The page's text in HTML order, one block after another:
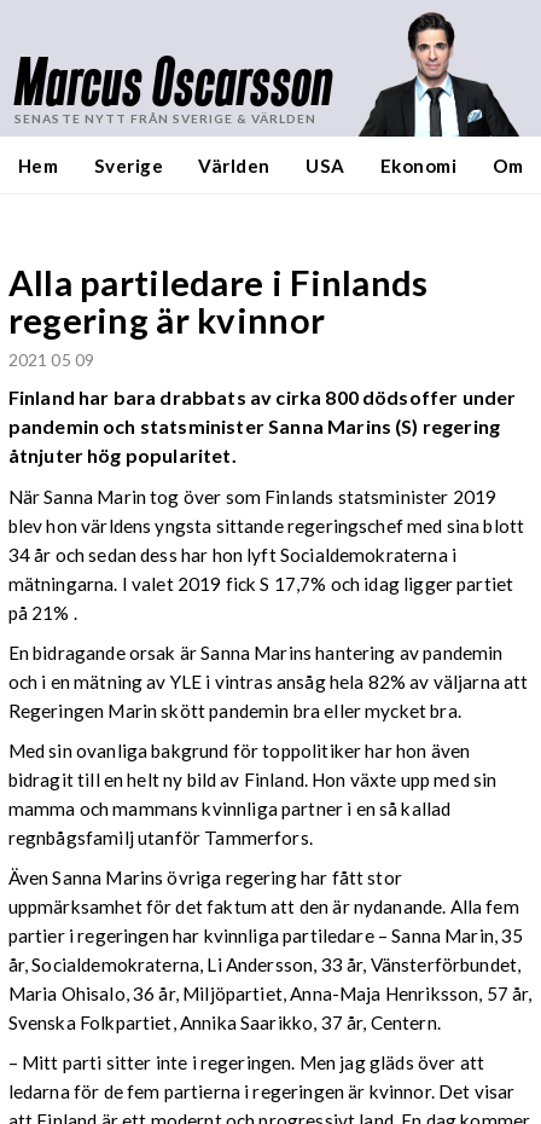
Marcus Oscarsson
SENASTE NYTT FRÅN SVERIGE & VÄRLDEN
Hem Sverige Världen USA Ekonomi Om
Alla partiledare i Finlands
regering är kvinnor
2021 05 09
Finland har bara drabbats av cirka 800 dödsoffer under
pandemin och statsminister Sanna Marins (S) regering
åtnjuter hög popularitet.
När Sanna Marin tog över som Finlands statsminister 2019
blev hon världens yngsta sittande regeringschef med sina blott
34 år och sedan dess har hon lyft Socialdemokraterna i
mätningarna. I valet 2019 fick S 17,7% och idag ligger partiet
på 21% .
En bidragande orsak är Sanna Marins hantering av pandemin
och i en mätning av YLE i vintras ansåg hela 82% av väljarna att
Regeringen Marin skött pandemin bra eller mycket bra.
Med sin ovanliga bakgrund för toppolitiker har hon även
bidragit till en helt ny bild av Finland. Hon växte upp med sin
mamma och mammans kvinnliga partner i en så kallad
regnbågsfamilj utanför Tammerfors.
Även Sanna Marins övriga regering har fått stor
uppmärksamhet för det faktum att den är nydanande. Alla fem
partier i regeringen har kvinnliga partiledare – Sanna Marin, 35
år, Socialdemokraterna, Li Andersson, 33 år, Vänsterförbundet,
Maria Ohisalo, 36 år, Miljöpartiet, Anna-Maja Henriksson, 57 år,
Svenska Folkpartiet, Annika Saarikko, 37 år, Centern.
– Mitt parti sitter inte i regeringen. Men jag gläds över att
ledarna för de fem partierna i regeringen är kvinnor. Det visar